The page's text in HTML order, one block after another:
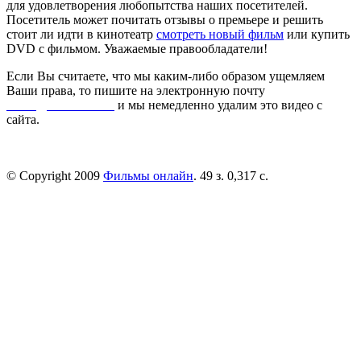
для удовлетворения любопытства наших посетителей.
Посетитель может почитать отзывы о премьере и решить
стоит ли идти в кинотеатр смотреть новый фильм или купить
DVD с фильмом. Уважаемые правообладатели!
Если Вы считаете, что мы каким-либо образом ущемляем
Ваши права, то пишите на электронную почту
и мы немедленно удалим это видео с
сайта.
© Copyright 2009 Фильмы онлайн. 49 з. 0,317 с.